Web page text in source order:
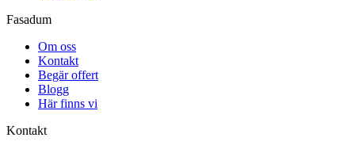
Fasadum
Om oss
Kontakt
Begär offert
Blogg
Här finns vi
Kontakt